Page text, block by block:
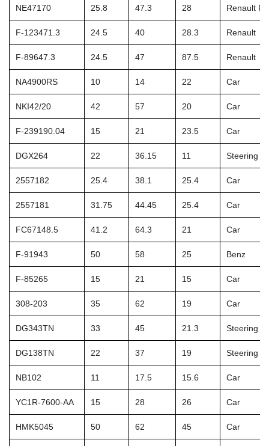
NE47170 25.8 47.3 28 Renault
F-123471.3 24.5 40 28.3 Renault
F-89647.3 24.5 47 87.5 Renault
NA4900RS 10 14 22 Car
NKI42/20 42 57 20 Car
F-239190.04 15 21 23.5 Car
DGX264 22 36.15 11 Steering
2557182 25.4 38.1 25.4 Car
2557181 31.75 44.45 25.4 Car
FC67148.5 41.2 64.3 21 Car
F-91943 50 58 25 Benz
F-85265 15 21 15 Car
308-203 35 62 19 Car
DG343TN 33 45 21.3 Steering
DG138TN 22 37 19 Steering
NB102 11 17.5 15.6 Car
YC1R-7600-AA 15 28 26 Car
HMK5045 50 62 45 Car